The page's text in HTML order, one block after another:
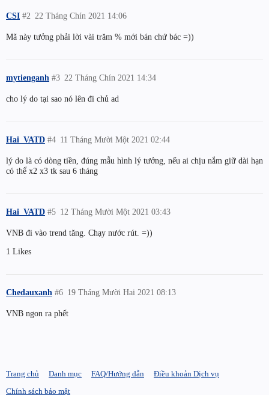
CSI 22 Tháng Chín 2021 14:06
#2
Mã này tưởng phải lời vài trăm % mới bán chứ bác =))
mytienganh 22 Tháng Chín 2021 14:34
#3
cho lý do tại sao nó lên đi chủ ad
Hai_VATD 11 Tháng Mười Một 2021 02:44
#4
lý do là có dòng tiền, đúng mẫu hình lý tưởng, nếu ai chịu nắm giữ dài hạn
có thể x2 x3 tk sau 6 tháng
Hai_VATD 12 Tháng Mười Một 2021 03:43
#5
VNB đi vào trend tăng. Chạy nước rút. =))
1 Likes
Chedauxanh 19 Tháng Mười Hai 2021 08:13
#6
VNB ngon ra phết
Trang chủ Danh mục FAQ/Hướng dẫn
Điều khoản Dịch vụ
Chính sách bảo mật